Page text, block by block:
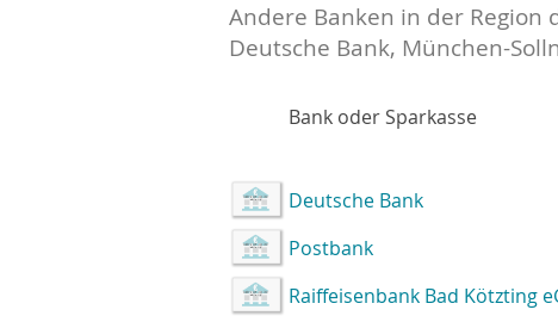
Andere Banken in der Region
Deutsche Bank, München-Solln
Bank oder Sparkasse
Deutsche Bank
Postbank
Raiffeisenbank Bad Kötzting